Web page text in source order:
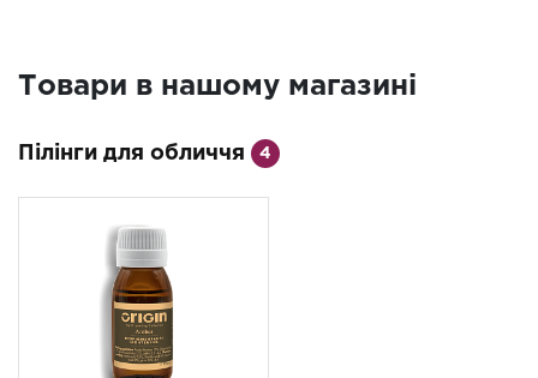
Товари в нашому магазині
Пілінги для обличчя 4